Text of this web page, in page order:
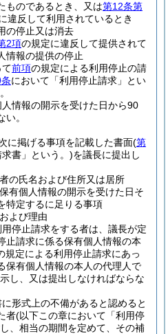
ものであるとき、又は第12条第
違反して利用されているとき
の停止又は消去
2項の規定に違反して提供されて
報の提供の停止
前項の規定による利用停止の請
において「利用停止請求」とい
情報の開示を受けた日から90
。
に掲げる事項を記載した書面(第
書」という。)を議長に提出し
の氏名および住所又は居所
有個人情報の開示を受けた日そ
特定するに足りる事項
よび理由
停止請求をする者は、議長が定
止請求に係る保有個人情報の本
規定による利用停止請求にあっ
保有個人情報の本人の代理人で
し、又は提出しなければならな
形式上の不備があると認めると
者(以下この章において「利用停
、相当の期間を定めて、その補